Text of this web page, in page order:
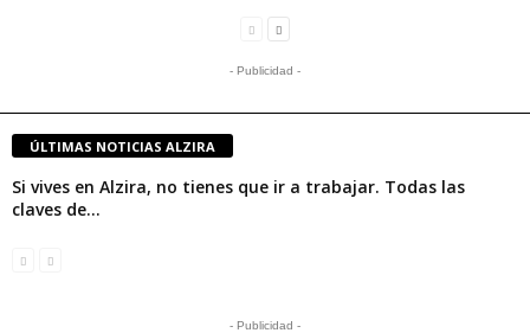
- Publicidad -
ÚLTIMAS NOTICIAS ALZIRA
Si vives en Alzira, no tienes que ir a trabajar. Todas las
claves de...
- Publicidad -